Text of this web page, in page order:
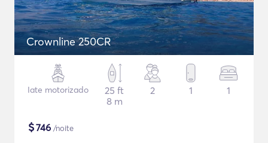
Crownline 250CR
Iate motorizado
25 ft
8 m
2 1 1
$746 /noite